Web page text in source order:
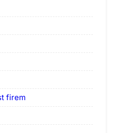
firem